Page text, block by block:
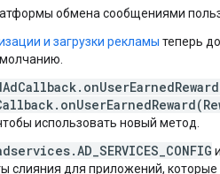
обмена сообщениями
и загрузки рекламы теперь
использовать новый метод.
слияния для приложений, которые